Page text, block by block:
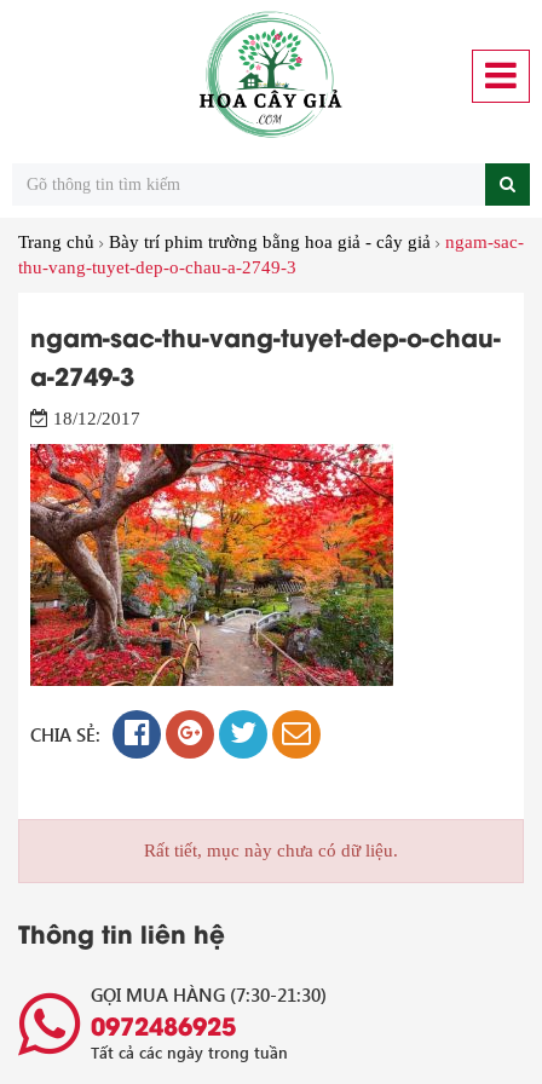
Trang chủ Bày trí phim trường bằng hoa giả - cây giả
ngam-sac-
thu-vang-tuyet-dep-o-chau-a-2749-3
ngam-sac-thu-vang-tuyet-dep-o-chau-
a-2749-3
18/12/2017
CHIA SẺ:
Rất tiết, mục này chưa có dữ liệu.
Thông tin liên hệ
GỌI MUA HÀNG (7:30-21:30)
0972486925
Tất cả các ngày trong tuần